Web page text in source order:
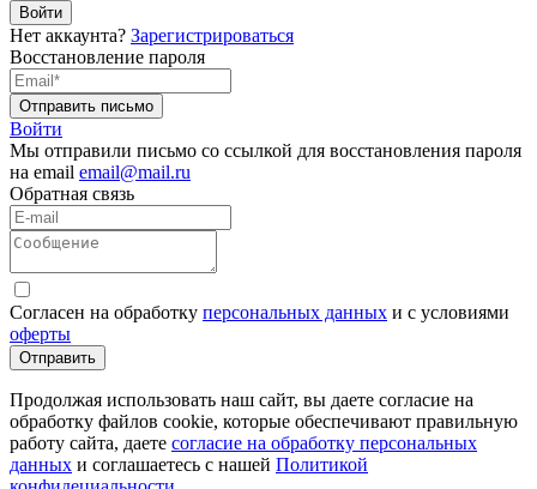
Нет аккаунта? Зарегистрироваться
Восстановление пароля
Отправить письмо
Войти
Мы отправили письмо со ссылкой для восстановления пароля
на email email@mail.ru
Обратная связь
Согласен на обработку персональных данных и с условиями
оферты
Отправить
Продолжая использовать наш сайт, вы даете согласие на
обработку файлов cookie, которые обеспечивают правильную
работу сайта, даете согласие на обработку персональных
данных и соглашаетесь с нашей Политикой